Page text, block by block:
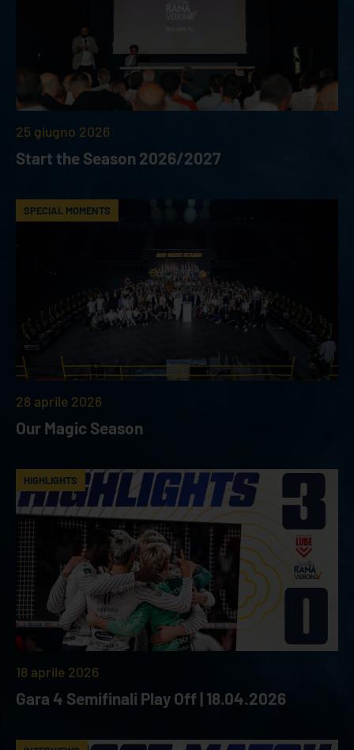
25 giugno 2026
Start the Season 2026/2027
SPECIAL MOMENTS
28 aprile 2026
Our Magic Season
HIGHLIGHTS
18 aprile 2026
Gara 4 Semifinali Play Off | 18.04.2026